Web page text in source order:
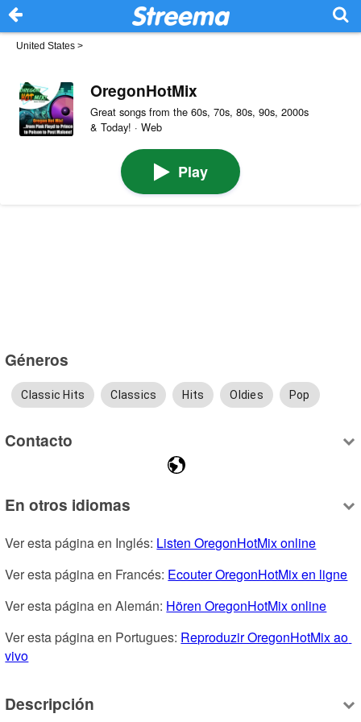
United States >
OregonHotMix
Great songs from the 60s, 70s, 80s, 90s, 2000s
& Today! · Web
Play
Géneros
Classic Hits Classics Hits Oldies Pop
Contacto
En otros idiomas
Ver esta página en Inglés: Listen OregonHotMix online
Ver esta página en Francés: Ecouter OregonHotMix en ligne
Ver esta página en Alemán: Hören OregonHotMix online
Ver esta página en Portugues: Reproduzir OregonHotMix ao
vivo
Descripción